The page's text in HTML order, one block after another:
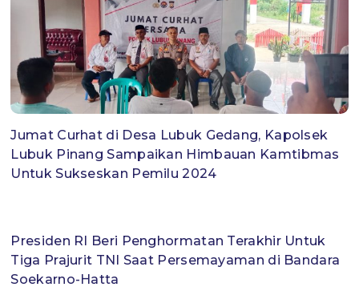
Jumat Curhat di Desa Lubuk Gedang, Kapolsek
Lubuk Pinang Sampaikan Himbauan Kamtibmas
Untuk Sukseskan Pemilu 2024
Presiden RI Beri Penghormatan Terakhir Untuk
Tiga Prajurit TNI Saat Persemayaman di Bandara
Soekarno-Hatta